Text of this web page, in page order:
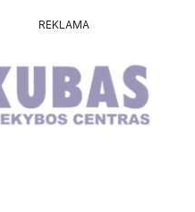
REKLAMA